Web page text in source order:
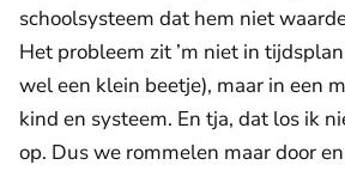
schoolsysteem dat hem niet
Het probleem zit ’m niet in
wel een klein beetje), maar in een
kind en systeem. En tja, dat los ik
op. Dus we rommelen maar door